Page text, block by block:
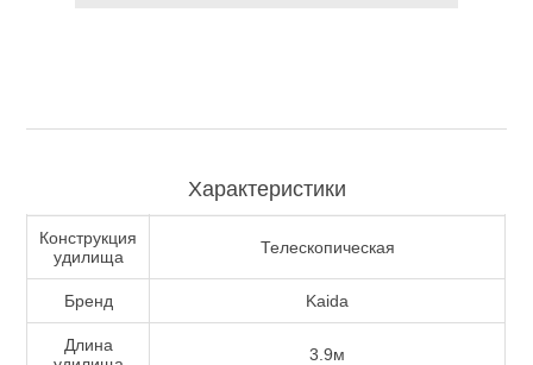
Характеристики
Конструкция
удилища
Телескопическая
Бренд Kaida
Длина
3.9м